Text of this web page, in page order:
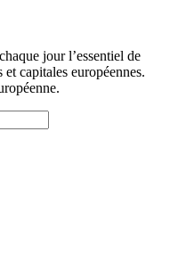
jour l’essentiel de
capitales européennes.